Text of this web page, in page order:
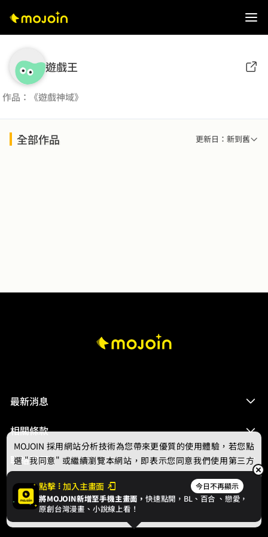
遊戲王
作品：《遊戲神域》
全部作品 更新日：新到舊
最新消息
相關條款
聯絡我們
© 2024 gamania Digital Entertainment Co., Ltd.
點擊 加入主畫面 今日不再顯示
將MOJOIN新增至手機主畫面，快速點開，BL、 百合 、戀愛，
原創台灣漫畫、小說線上看！
MOJOIN 採用網站分析技術為您帶來更優質的使用體驗，若您點
選 "我同意" 或繼續瀏覽本網站，即表示您同意我們使用第三方
Cookie，欲瞭解更多資訊請見隱私權政策。
我同意